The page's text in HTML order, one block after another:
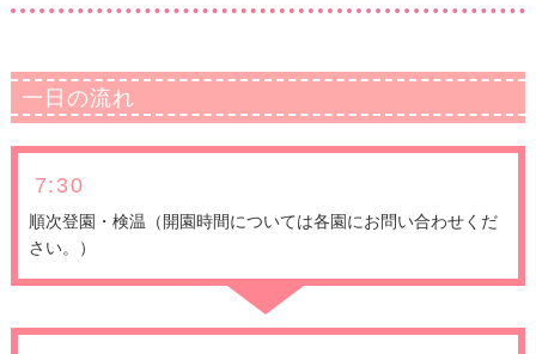
一日の流れ
7:30
順次登園・検温（開園時間については各園にお問い合わせくだ
さい。）